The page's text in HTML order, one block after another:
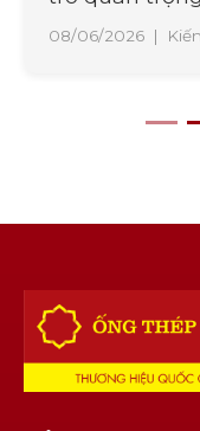
toàn và vận
quan tâm.
08/06/2026 |